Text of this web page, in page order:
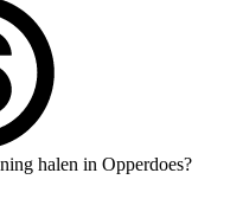
halen in Opperdoes?